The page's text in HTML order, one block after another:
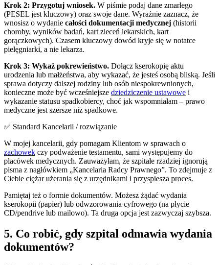
Krok 2: Przygotuj wniosek. W piśmie podaj dane zmarłego
(PESEL jest kluczowy) oraz swoje dane. Wyraźnie zaznacz, że
wnosisz o wydanie całości dokumentacji medycznej (historii
choroby, wyników badań, kart zleceń lekarskich, kart
gorączkowych). Czasem kluczowy dowód kryje się w notatce
pielęgniarki, a nie lekarza.
Krok 3: Wykaż pokrewieństwo. Dołącz kserokopię aktu
urodzenia lub małżeństwa, aby wykazać, że jesteś osobą bliską. Jeśli
sprawa dotyczy dalszej rodziny lub osób niespokrewnionych,
konieczne może być wcześniejsze dziedziczenie ustawowe i
wykazanie statusu spadkobiercy, choć jak wspomniałam – prawo
medyczne jest szersze niż spadkowe.
✅ Standard Kancelarii / rozwiązanie
W mojej kancelarii, gdy pomagam Klientom w sprawach o
zachowek czy podważenie testamentu, sami występujemy do
placówek medycznych. Zauważyłam, że szpitale rzadziej ignorują
pisma z nagłówkiem „Kancelaria Radcy Prawnego”. To zdejmuje z
Ciebie ciężar użerania się z urzędnikami i przyspiesza proces.
Pamiętaj też o formie dokumentów. Możesz żądać wydania
kserokopii (papier) lub odwzorowania cyfrowego (na płycie
CD/pendrive lub mailowo). Ta druga opcja jest zazwyczaj szybsza.
5. Co robić, gdy szpital odmawia wydania
dokumentów?